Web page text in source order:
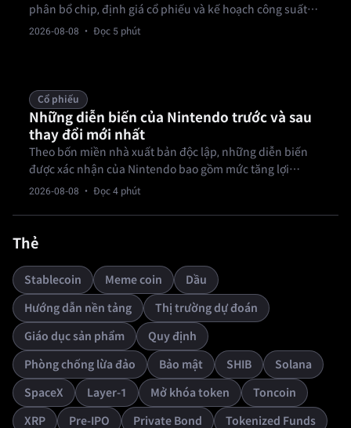
phân bổ chip, định giá cổ phiếu và kế hoạch công suất
trung tâm dữ liệu. Hợp đồng phần cứng lớn và doanh thu
2026-08-08 · Đọc 5 phút
Cổ phiếu
Những diễn biến của Nintendo trước và sau
thay đổi mới nhất
Theo bốn miền nhà xuất bản độc lập, những diễn biến
được xác nhận của Nintendo bao gồm mức tăng lợi
nhuận ròng 53% và các đợt tăng giá phần cứng Switch 2
2026-08-08 · Đọc 4 phút
Thẻ
Stablecoin Meme coin Dầu
Hướng dẫn nền tảng Thị trường dự đoán
Giáo dục sản phẩm Quy định
Phòng chống lừa đảo Bảo mật SHIB Solana
SpaceX Layer-1 Mở khóa token Toncoin
XRP Pre-IPO Private Bond Tokenized Funds